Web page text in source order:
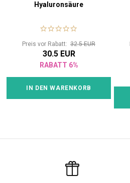
Hyaluronsäure
Preis vor Rabatt: 32.5 EUR
30.5 EUR
RABATT 6%
IN DEN WARENKORB